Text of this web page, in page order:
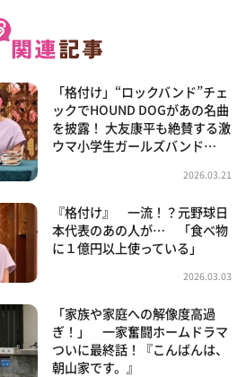
「格付け」“ロックバンド”チェ
ックでHOUND DOGがあの名曲
を披露！ 大友康平も絶賛する激
ウマ小学生ガールズバンド…
2026.03.21
『格付け』 一流！？元野球日
本代表のあの人が… 「食べ物
に１億円以上使っている」
2026.03.03
「家族や家庭への解像度高過
ぎ！」 一家奮闘ホームドラマ
ついに最終話！『こんばんは、
朝山家です。』